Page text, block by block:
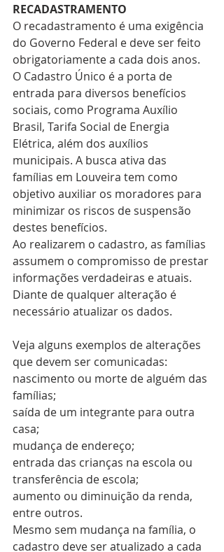
RECADASTRAMENTO
O recadastramento é uma exigência
do Governo Federal e deve ser feito
obrigatoriamente a cada dois anos.
O Cadastro Único é a porta de
entrada para diversos benefícios
sociais, como Programa Auxílio
Brasil, Tarifa Social de Energia
Elétrica, além dos auxílios
municipais. A busca ativa das
famílias em Louveira tem como
objetivo auxiliar os moradores para
minimizar os riscos de suspensão
destes benefícios.
Ao realizarem o cadastro, as famílias
assumem o compromisso de prestar
informações verdadeiras e atuais.
Diante de qualquer alteração é
necessário atualizar os dados.
Veja alguns exemplos de alterações
que devem ser comunicadas:
nascimento ou morte de alguém das
famílias;
saída de um integrante para outra
casa;
mudança de endereço;
entrada das crianças na escola ou
transferência de escola;
aumento ou diminuição da renda,
entre outros.
Mesmo sem mudança na família, o
cadastro deve ser atualizado a cada